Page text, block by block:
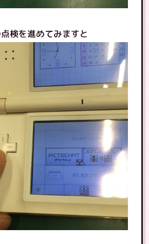
検を進めてみますと